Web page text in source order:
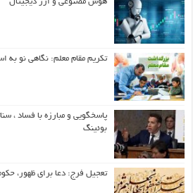
تکریم مقام معلم: نگاهی نو
پاسخگویی و مبارزه با فساد ،
بوئینگ
تعجیل فرج: دعا برای ظهور،